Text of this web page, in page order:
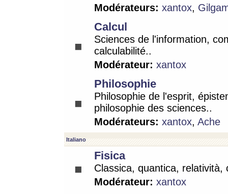
Modérateurs: xantox,
Calcul
Sciences de l'information,
calculabilité..
Modérateur: xantox
Philosophie
Philosophie de l'esprit,
philosophie des sciences..
Modérateurs: xantox, Ache
Italiano
Fisica
Classica, quantica, relatività,
Modérateur: xantox